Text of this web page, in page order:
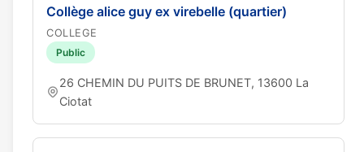
Collège alice guy ex virebelle (quartier)
COLLEGE
Public
26 CHEMIN DU PUITS DE BRUNET, 13600 La
Ciotat